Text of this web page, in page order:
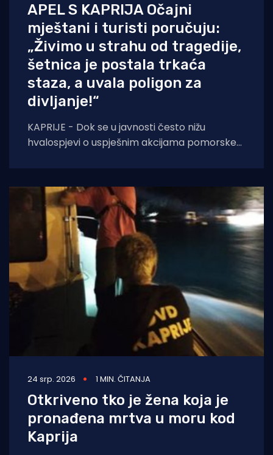
APEL S KAPRIJA Očajni
mještani i turisti poručuju:
„Živimo u strahu od tragedije,
šetnica je postala trkaća
staza, a uvala poligon za
divljanje!“
KAPRIJE - Dok se u javnosti često nižu
hvalospjevi o uspješnim akcijama pomorske
24 srp. 2026 1 MIN. ČITANJA
Otkriveno tko je žena koja je
pronađena mrtva u moru kod
Kaprija